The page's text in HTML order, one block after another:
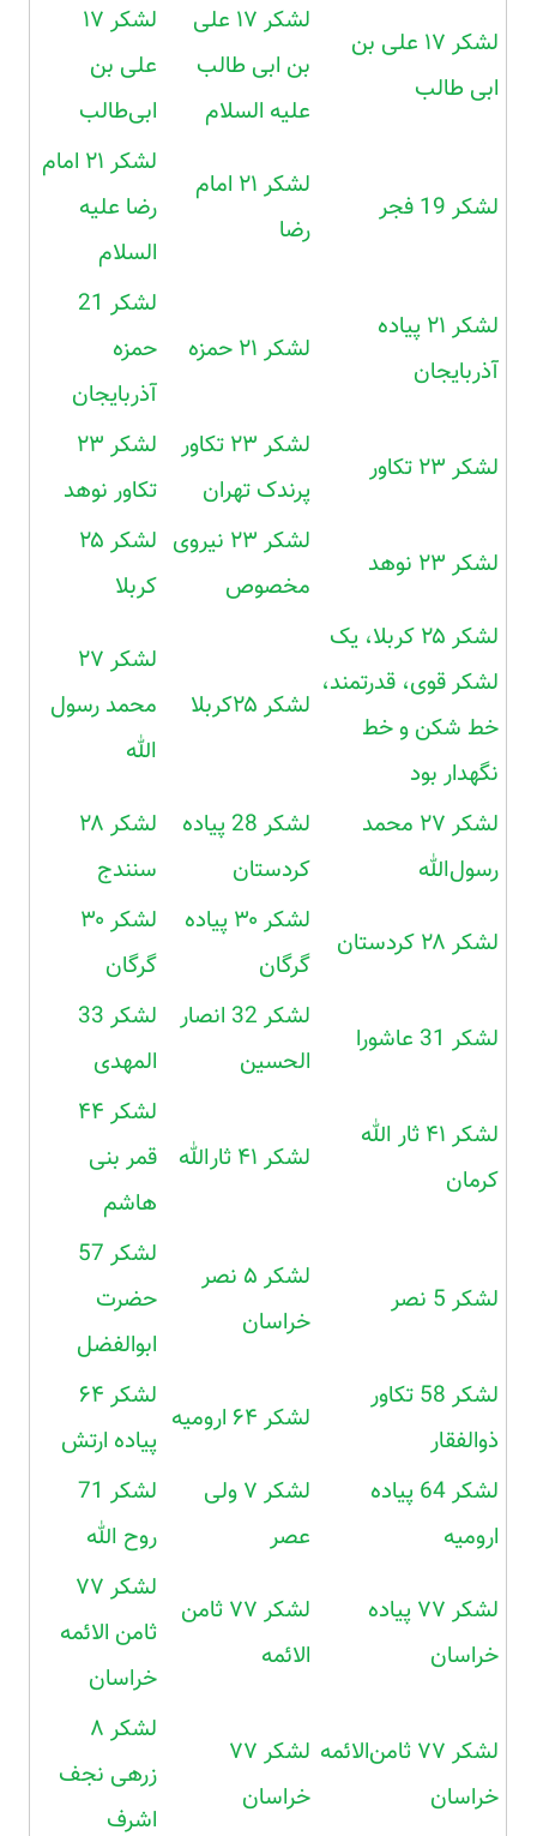
لشکر ۱۷ علی بن
ابی طالب
لشکر ۱۷ علی
بن ابی طالب
علیه السلام
لشکر ۱۷
علی بن
ابی‌طالب
لشکر 19 فجر
لشکر ۲۱ امام
رضا
لشکر ۲۱ امام
رضا علیه
السلام
لشکر ۲۱ پیاده
آذربایجان
لشکر ۲۱ حمزه
لشکر 21
حمزه
آذربایجان
لشکر ۲۳ تکاور
لشکر ۲۳ تکاور
پرندک تهران
لشکر ۲۳
تکاور نوهد
لشکر ۲۳ نوهد
لشکر ۲۳ نیروی
مخصوص
لشکر ۲۵
کربلا
لشکر ۲۵ کربلا، یک
لشکر قوی، قدرتمند،
خط شکن و خط
نگهدار بود
لشکر ۲۵کربلا
لشکر ۲۷
محمد رسول
الله
لشکر ۲۷ محمد
رسول‌الله
لشکر 28 پیاده
کردستان
لشکر ۲۸
سنندج
لشکر ۲۸ کردستان
لشکر ۳۰ پیاده
گرگان
لشکر ۳۰
گرگان
لشکر 31 عاشورا
لشکر 32 انصار
الحسین
لشکر 33
المهدی
لشکر ۴۱ ثار الله
کرمان
لشکر ۴۱ ثارالله
لشکر ۴۴
قمر بنی
هاشم
لشکر 5 نصر
لشکر ۵ نصر
خراسان
لشکر 57
حضرت
ابوالفضل
لشکر 58 تکاور
ذوالفقار
لشکر ۶۴ ارومیه
لشکر ۶۴
پیاده ارتش
لشکر 64 پیاده
ارومیه
لشکر ۷ ولی
عصر
لشکر 71
روح الله
لشکر ۷۷ پیاده
خراسان
لشکر ۷۷ ثامن
الائمه
لشکر ۷۷
ثامن الائمه
خراسان
لشکر ۷۷ ثامن‌الائمه
خراسان
لشکر ۷۷
خراسان
لشکر ۸
زرهی نجف
اشرف